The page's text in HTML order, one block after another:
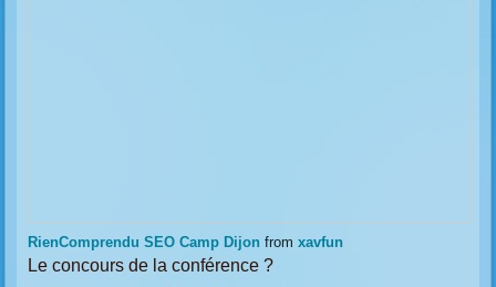
RienComprendu SEO Camp Dijon fromxavfun
Le concours de la conférence ?